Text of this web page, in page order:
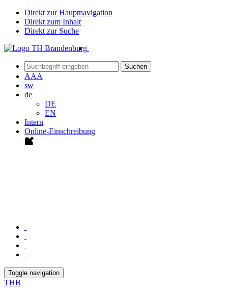
Direkt zur Hauptnavigation
Direkt zum Inhalt
Direkt zur Suche
Suchen
AAA
sw
de
DE
EN
Intern
Online-Einschreibung
Toggle navigation
THB